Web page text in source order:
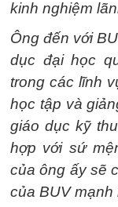
kinh nghiệm
Ông đến với
dục đại học
trong các lĩnh
học tập và
giáo dục kỹ
hợp với sứ
của ông ấy sẽ
của BUV mạnh